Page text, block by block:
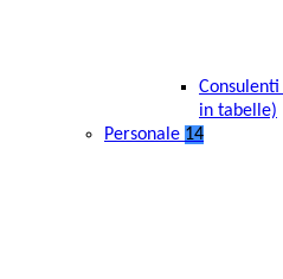
in tabelle)
Personale 14